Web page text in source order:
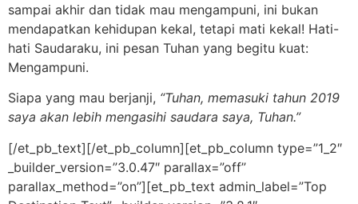
sampai akhir dan tidak mau mengampuni, ini bukan
mendapatkan kehidupan kekal, tetapi mati kekal! Hati-
hati Saudaraku, ini pesan Tuhan yang begitu kuat:
Mengampuni.
Siapa yang mau berjanji, “Tuhan, memasuki tahun 2019
saya akan lebih mengasihi saudara saya, Tuhan.”
[/et_pb_text][/et_pb_column][et_pb_column type=”1_2″
_builder_version=”3.0.47″ parallax=”off”
parallax_method=”on”][et_pb_text admin_label=”Top